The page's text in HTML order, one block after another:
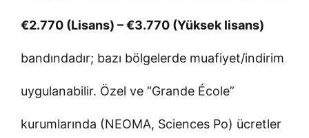
€2.770 (Lisans) – €3.770 (Yüksek lisans)
bandındadır; bazı bölgelerde muafiyet/indirim
uygulanabilir. Özel ve “Grande École”
kurumlarında (NEOMA, Sciences Po) ücretler